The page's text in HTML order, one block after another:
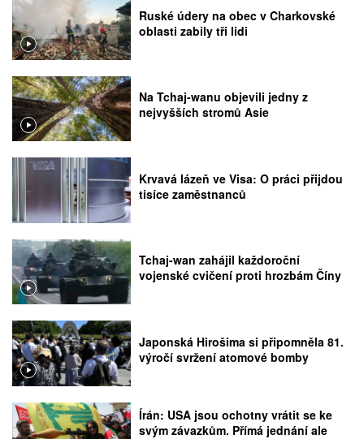
Ruské údery na obec v Charkovské
oblasti zabily tři lidi
Na Tchaj-wanu objevili jedny z
nejvyšších stromů Asie
Krvavá lázeň ve Visa: O práci přijdou
tisíce zaměstnanců
Tchaj-wan zahájil každoroční
vojenské cvičení proti hrozbám Číny
Japonská Hirošima si připomněla 81.
výročí svržení atomové bomby
Írán: USA jsou ochotny vrátit se ke
svým závazkům. Přímá jednání ale